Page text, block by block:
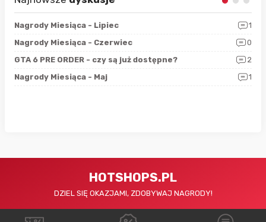
Nagrody Miesiąca - Lipiec
1
Nagrody Miesiąca - Czerwiec
0
GTA 6 PRE ORDER - czy są już dostępne?
2
Nagrody Miesiąca - Maj
1
HOTSHOPS.PL
DZIEL SIĘ OKAZJAMI, ZDOBYWAJ NAGRODY!